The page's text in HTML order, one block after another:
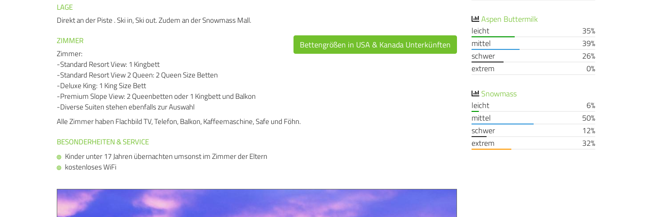
LAGE
Direkt an der Piste . Ski in, Ski out. Zudem an der Snowmass Mall.
ZIMMER
Bettengrößen in USA & Kanada Unterkünften
Zimmer:
-Standard Resort View: 1 Kingbett
-Standard Resort View 2 Queen: 2 Queen Size Betten
-Deluxe King: 1 King Size Bett
-Premium Slope View: 2 Queenbetten oder 1 Kingbett und Balkon
-Diverse Suiten stehen ebenfalls zur Auswahl
Alle Zimmer haben Flachbild TV, Telefon, Balkon, Kaffeemaschine, Safe und Föhn.
BESONDERHEITEN & SERVICE
Kinder unter 17 Jahren übernachten umsonst im Zimmer der Eltern
kostenloses WiFi
Aspen Buttermilk
leicht
35%
mittel
39%
schwer
26%
extrem
0%
Snowmass
leicht
6%
mittel
50%
schwer
12%
extrem
32%